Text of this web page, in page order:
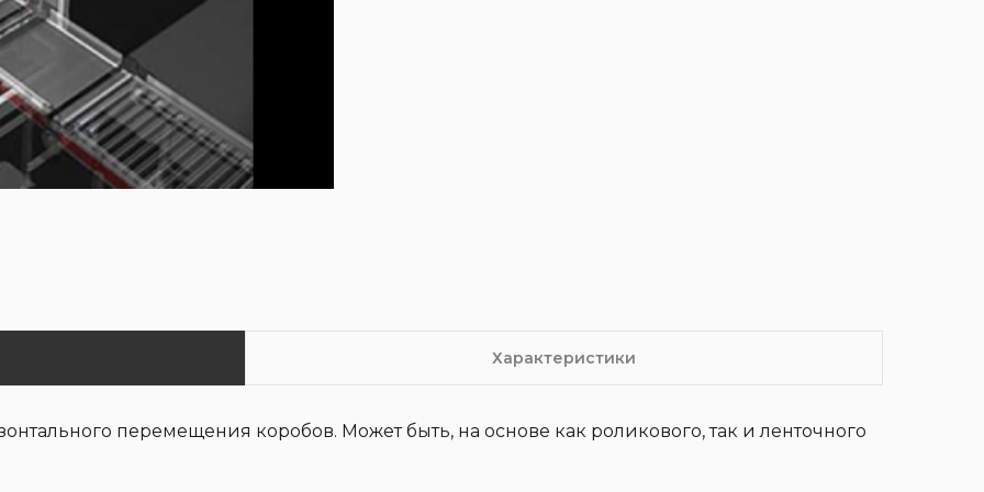
Характеристики
перемещения коробов. Может быть, на основе как роликового, так и ленточного